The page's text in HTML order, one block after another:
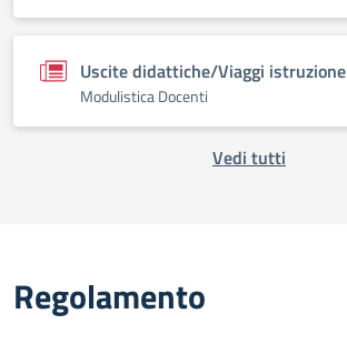
Uscite didattiche/Viaggi istruzione
Modulistica Docenti
Vedi tutti
Regolamento